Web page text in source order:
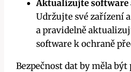
Aktualizujte software
Udržujte své zařízení
a pravidelně
software k ochraně
Bezpečnost dat by měla